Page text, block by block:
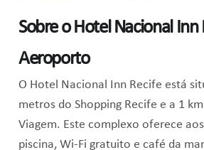
Sobre o Hotel Nacional Inn
Aeroporto
O Hotel Nacional Inn Recife está
metros do Shopping Recife e a 1
Viagem. Este complexo oferece
piscina, Wi-Fi gratuito e café da